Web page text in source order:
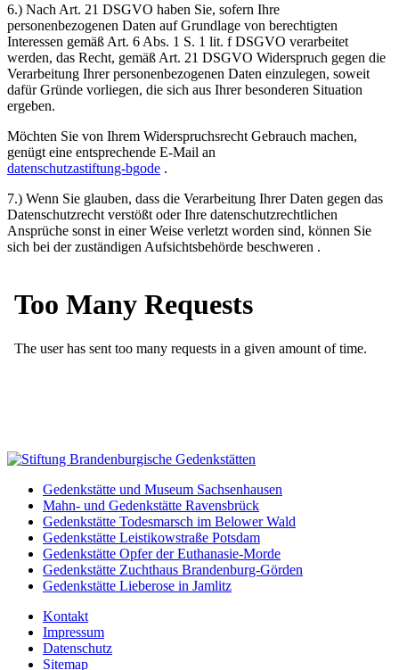
6.) Nach Art. 21 DSGVO haben Sie, sofern Ihre
personenbezogenen Daten auf Grundlage von berechtigten
Interessen gemäß Art. 6 Abs. 1 S. 1 lit. f DSGVO verarbeitet
werden, das Recht, gemäß Art. 21 DSGVO Widerspruch gegen die
Verarbeitung Ihrer personenbezogenen Daten einzulegen, soweit
dafür Gründe vorliegen, die sich aus Ihrer besonderen Situation
ergeben.
Möchten Sie von Ihrem Widerspruchsrecht Gebrauch machen,
genügt eine entsprechende E-Mail an
datenschutzastiftung-bgode .
7.) Wenn Sie glauben, dass die Verarbeitung Ihrer Daten gegen das
Datenschutzrecht verstößt oder Ihre datenschutzrechtlichen
Ansprüche sonst in einer Weise verletzt worden sind, können Sie
sich bei der zuständigen Aufsichtsbehörde beschweren .
Gedenkstätte und Museum Sachsenhausen
Mahn- und Gedenkstätte Ravensbrück
Gedenkstätte Todesmarsch im Belower Wald
Gedenkstätte Leistikowstraße Potsdam
Gedenkstätte Opfer der Euthanasie-Morde
Gedenkstätte Zuchthaus Brandenburg-Görden
Gedenkstätte Lieberose in Jamlitz
Kontakt
Impressum
Datenschutz
Sitemap